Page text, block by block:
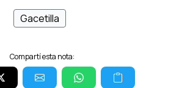
Gacetilla
Compartí esta nota: